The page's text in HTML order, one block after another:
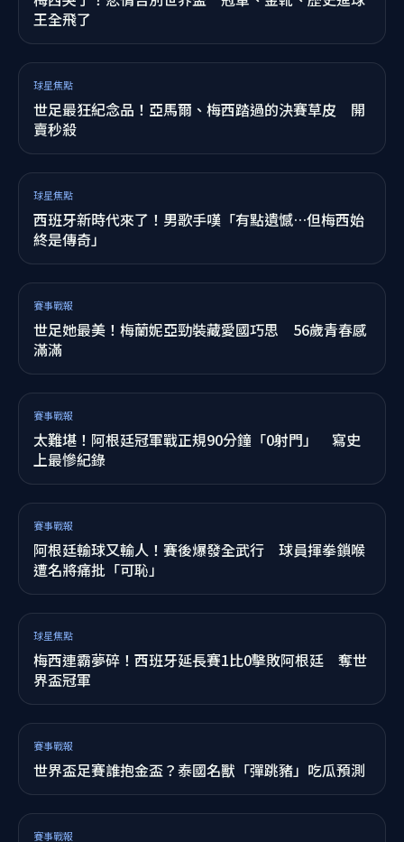
賽事戰報
61分鐘替補上陣！托雷斯一球封神助西班牙世界盃奪
冠 5件事認識電眼英雄
西班牙太狂！大力神盃竟塞塑膠袋帶走 真相曝光超
傻眼
賽事戰報
兩樣情！西班牙High奪世界盃街頭變紅海 致勝英雄
一句話感動全國
球星焦點